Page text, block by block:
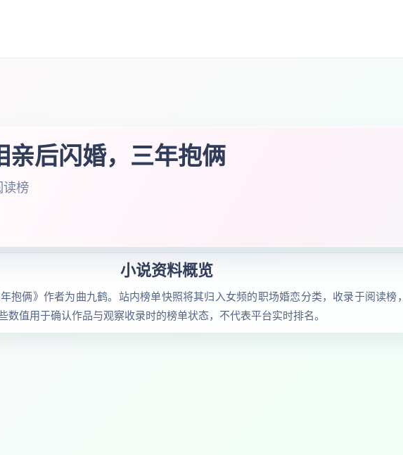
亲后闪婚，三年抱俩
读榜
小说资料概览
抱俩》作者为曲九鹤。站内榜单快照将其归入女频的职场婚恋分类，收录于阅读榜
数值用于确认作品与观察收录时的榜单状态，不代表平台实时排名。